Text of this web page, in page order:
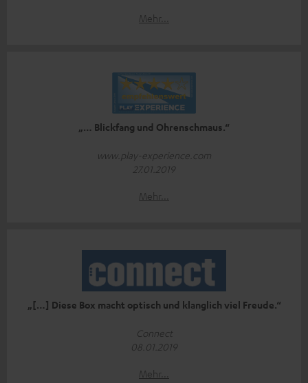
Mehr...
„… Blickfang und Ohrenschmaus.“
www.play-experience.com
27.01.2019
Mehr...
„[…] Diese Box macht optisch und klanglich viel Freude.“
Connect
08.01.2019
Mehr...